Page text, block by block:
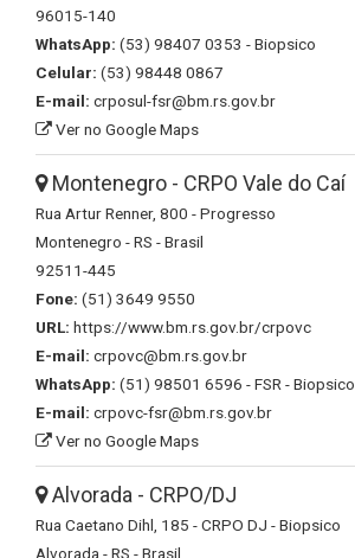
96015-140
WhatsApp: (53) 98407 0353 - Biopsico
Celular: (53) 98448 0867
E-mail: crposul-fsr@bm.rs.gov.br
Ver no Google Maps
Montenegro - CRPO Vale do Caí
Rua Artur Renner, 800 - Progresso
Montenegro - RS - Brasil
92511-445
Fone: (51) 3649 9550
URL: https://www.bm.rs.gov.br/crpovc
E-mail: crpovc@bm.rs.gov.br
WhatsApp: (51) 98501 6596 - FSR - Biopsico
E-mail: crpovc-fsr@bm.rs.gov.br
Ver no Google Maps
Alvorada - CRPO/DJ
Rua Caetano Dihl, 185 - CRPO DJ - Biopsico
Alvorada - RS - Brasil